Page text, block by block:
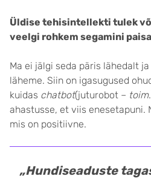
Üldise tehisintellekti tulek
veelgi rohkem segamini
Ma ei jälgi seda päris lähedalt
läheme. Siin on igasugused
kuidas chatbot(juturobot – toim
ahastusse, et viis enesetapuni.
mis on positiivne.
„Hundiseaduste